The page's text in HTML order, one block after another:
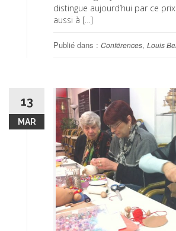
distingue aujourd’hui par ce
aussi à […]
Publié dans : Conférences, Louis
13
MAR